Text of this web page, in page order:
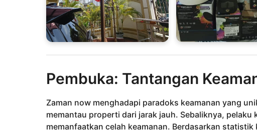
Pembuka: Tantangan
Zaman now menghadapi paradoks keamanan yang
memantau properti dari jarak jauh. Sebaliknya, pelaku
memanfaatkan celah keamanan. Berdasarkan